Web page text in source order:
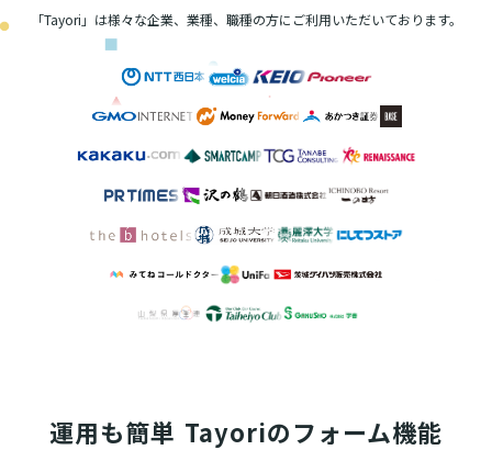
「Tayori」は様々な企業、業種、職種の方に ご利用いただいております。
運用も簡単 Tayoriのフォーム機能